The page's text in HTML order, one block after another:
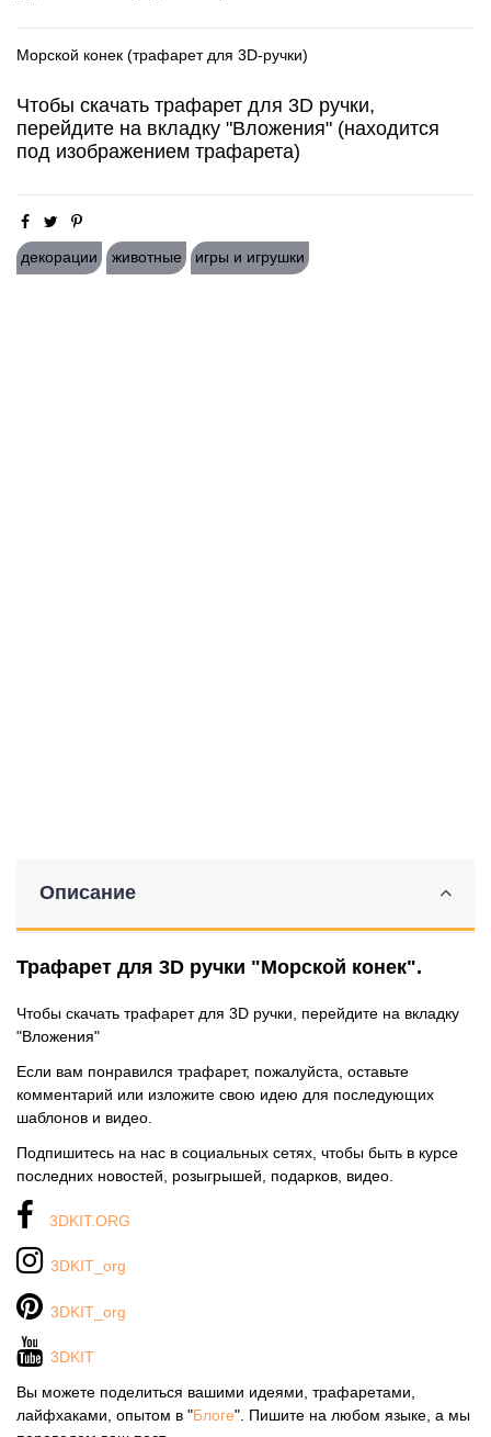
Морской конек (трафарет для 3D-ручки)
Чтобы скачать трафарет для 3D ручки,
перейдите на вкладку "Вложения" (находится
под изображением трафарета)
декорации животные игры и игрушки
Описание
Трафарет для 3D ручки "Морской конек".
Чтобы скачать трафарет для 3D ручки, перейдите на вкладку
"Вложения"
Если вам понравился трафарет, пожалуйста, оставьте
комментарий или изложите свою идею для последующих
шаблонов и видео.
Подпишитесь на нас в социальных сетях, чтобы быть в курсе
последних новостей, розыгрышей, подарков, видео.
3DKIT.ORG
3DKIT_org
3DKIT_org
3DKIT
Вы можете поделиться вашими идеями, трафаретами,
лайфхаками, опытом в "Блоге". Пишите на любом языке, а мы